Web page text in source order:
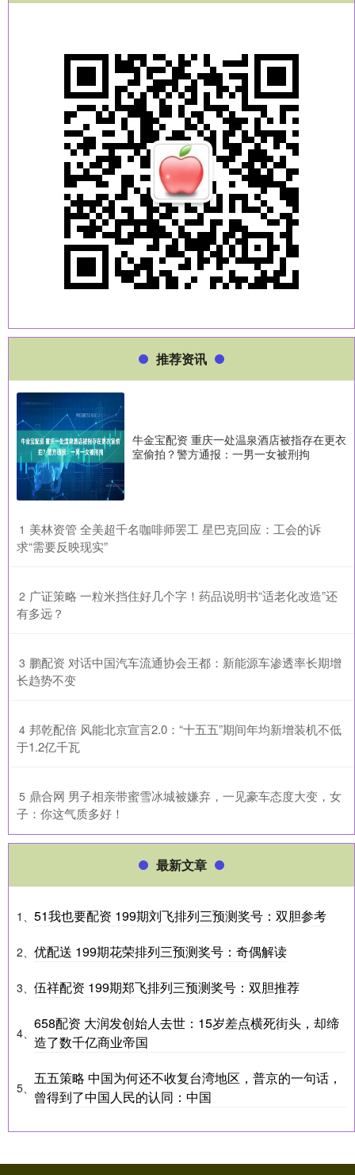
推荐资讯
牛金宝配资 重庆一处温泉酒店被指存在更衣
室偷拍？警方通报：一男一女被刑拘
1 ​美林资管 全美超千名咖啡师罢工 星巴克回应：工会的诉
求“需要反映现实”
2 ​广证策略 一粒米挡住好几个字！药品说明书“适老化改造”还
有多远？
3 ​鹏配资 对话中国汽车流通协会王都：新能源车渗透率长期增
长趋势不变
4 ​邦乾配倍 风能北京宣言2.0：“十五五”期间年均新增装机不低
于1.2亿千瓦
5 ​鼎合网 男子相亲带蜜雪冰城被嫌弃，一见豪车态度大变，女
子：你这气质多好！
最新文章
1、 51我也要配资 199期刘飞排列三预测奖号：双胆参考
2、 优配送 199期花荣排列三预测奖号：奇偶解读
3、 伍祥配资 199期郑飞排列三预测奖号：双胆推荐
4、
658配资 大润发创始人去世：15岁差点横死街头，却缔
造了数千亿商业帝国
5、
五五策略 中国为何还不收复台湾地区，普京的一句话，
曾得到了中国人民的认同：中国